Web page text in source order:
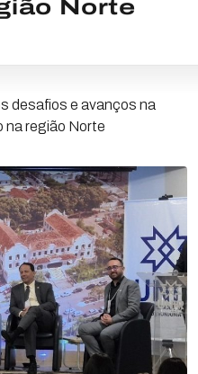
Norte
desafios e avanços na
na região Norte